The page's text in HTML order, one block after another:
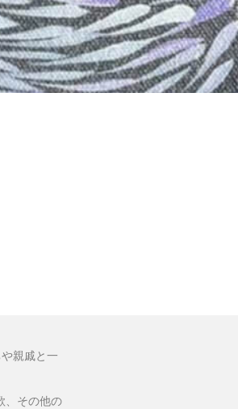
親戚と一
、その他の